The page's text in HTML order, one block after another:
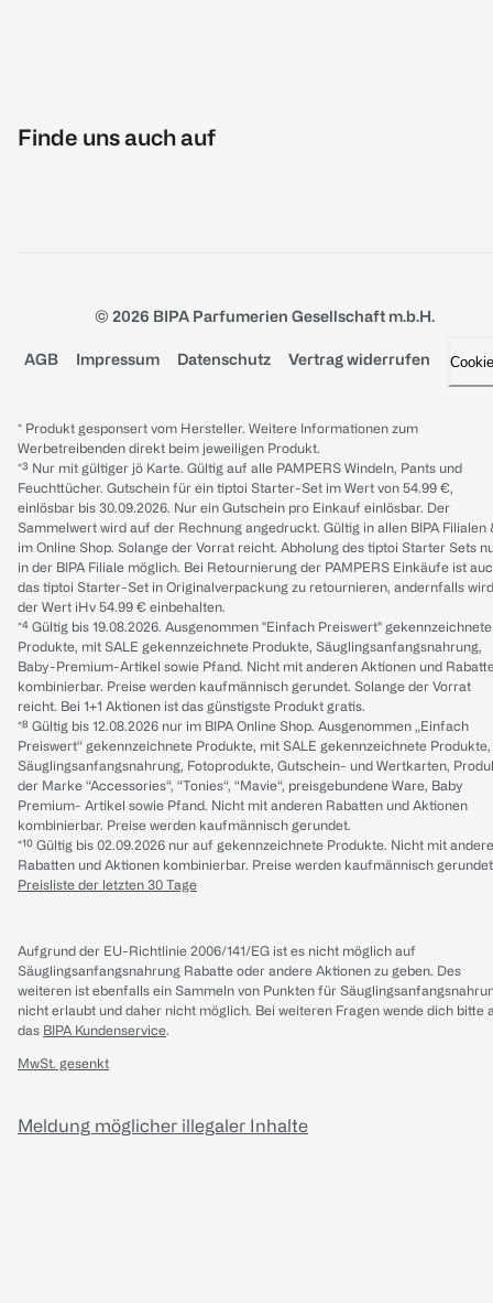
Finde uns auch auf
© 2026 BIPA Parfumerien Gesellschaft m.b.H.
AGB Impressum Datenschutz Vertrag widerrufen
* Produkt gesponsert vom Hersteller. Weitere Informationen zum
Werbetreibenden direkt beim jeweiligen Produkt.
*³ Nur mit gültiger jö Karte. Gültig auf alle PAMPERS Windeln, Pants und
Feuchttücher. Gutschein für ein tiptoi Starter-Set im Wert von 54.99 €,
einlösbar bis 30.09.2026. Nur ein Gutschein pro Einkauf einlösbar. Der
Sammelwert wird auf der Rechnung angedruckt. Gültig in allen BIPA Filialen
im Online Shop. Solange der Vorrat reicht. Abholung des tiptoi Starter Sets
in der BIPA Filiale möglich. Bei Retournierung der PAMPERS Einkäufe ist
das tiptoi Starter-Set in Originalverpackung zu retournieren, andernfalls wird
der Wert iHv 54.99 € einbehalten.
*⁴ Gültig bis 19.08.2026. Ausgenommen "Einfach Preiswert" gekennzeichnete
Produkte, mit SALE gekennzeichnete Produkte, Säuglingsanfangsnahrung,
Baby-Premium-Artikel sowie Pfand. Nicht mit anderen Aktionen und
kombinierbar. Preise werden kaufmännisch gerundet. Solange der Vorrat
reicht. Bei 1+1 Aktionen ist das günstigste Produkt gratis.
*⁸ Gültig bis 12.08.2026 nur im BIPA Online Shop. Ausgenommen „Einfach
Preiswert“ gekennzeichnete Produkte, mit SALE gekennzeichnete Produkte,
Säuglingsanfangsnahrung, Fotoprodukte, Gutschein- und Wertkarten,
der Marke “Accessories“, “Tonies“, “Mavie“, preisgebundene Ware, Baby
Premium- Artikel sowie Pfand. Nicht mit anderen Rabatten und Aktionen
kombinierbar. Preise werden kaufmännisch gerundet.
*¹⁰ Gültig bis 02.09.2026 nur auf gekennzeichnete Produkte. Nicht mit
Rabatten und Aktionen kombinierbar. Preise werden kaufmännisch
Preisliste der letzten 30 Tage
Aufgrund der EU-Richtlinie 2006/141/EG ist es nicht möglich auf
Säuglingsanfangsnahrung Rabatte oder andere Aktionen zu geben. Des
weiteren ist ebenfalls ein Sammeln von Punkten für
nicht erlaubt und daher nicht möglich. Bei weiteren Fragen wende dich bitte
das BIPA Kundenservice.
MwSt. gesenkt
Meldung möglicher illegaler Inhalte